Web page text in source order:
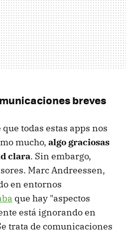
breves
todas estas apps nos
mucho, algo graciosas
clara. Sin embargo,
Marc Andreessen,
en entornos
que hay "aspectos
está ignorando en
trata de comunicaciones